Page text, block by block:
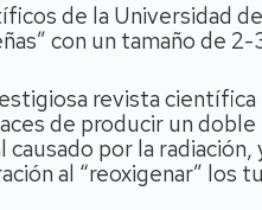
de la Universidad
con un tamaño de
revista
de producir un
por la
al “reoxigenar” los